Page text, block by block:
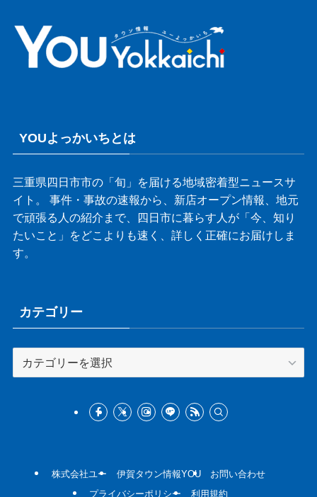
YOUよっかいちとは
三重県四日市市の「旬」を届ける地域密着型ニュースサ
イト。 事件・事故の速報から、新店オープン情報、地元
で頑張る人の紹介まで、四日市に暮らす人が「今、知り
たいこと」をどこよりも速く、詳しく正確にお届けしま
す。
カテゴリー
テ
株式会社ユー 伊賀タウン情報YOU
お問い合わせ
プライバシーポリシー
利用規約